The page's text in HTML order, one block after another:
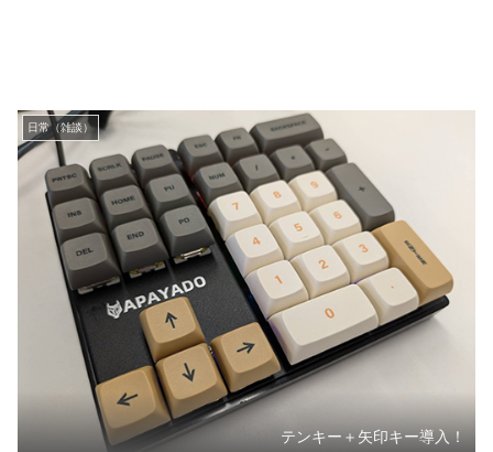
日常（雑談）
テンキー＋矢印キー導入！